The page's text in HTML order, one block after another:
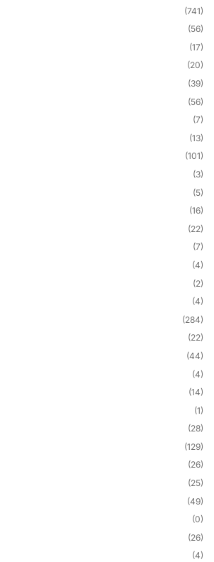
(741)
(56)
(17)
(20)
(39)
(56)
(7)
(13)
(101)
(3)
(5)
(16)
(22)
(7)
(4)
(2)
(4)
(284)
(22)
(44)
(4)
(14)
(1)
(28)
(129)
(26)
(25)
(49)
(0)
(26)
(4)